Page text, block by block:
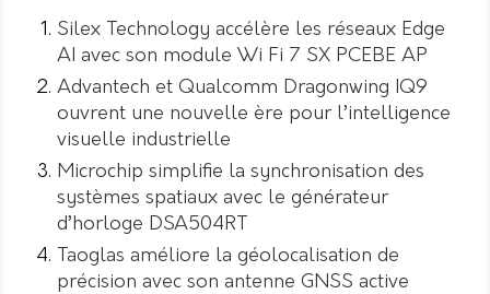
Silex Technology accélère les réseaux Edge
AI avec son module Wi Fi 7 SX PCEBE AP
Advantech et Qualcomm Dragonwing IQ9
ouvrent une nouvelle ère pour l’intelligence
visuelle industrielle
Microchip simplifie la synchronisation des
systèmes spatiaux avec le générateur
d’horloge DSA504RT
Taoglas améliore la géolocalisation de
précision avec son antenne GNSS active